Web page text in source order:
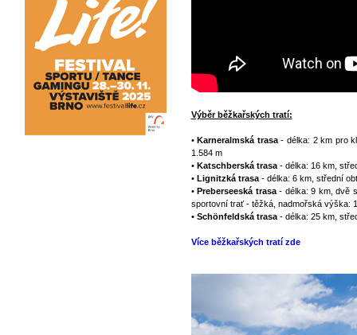
Výběr běžkařských tratí:
•Karneralmská trasa- délka: 2 km pro
1.584 m
• Katschberská trasa- délka: 16 km,
• Lignitzká trasa- délka: 6 km, střední
•Preberseeská trasa- délka: 9 km, dvě
sportovní trať - těžká, nadmořská výška:
• Schönfeldská trasa- délka: 25 km,
Více běžkařských tratí zde